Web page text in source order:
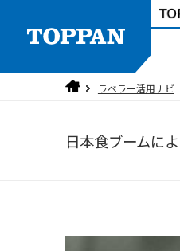
ラベラー活用ナビ
日本食ブームに